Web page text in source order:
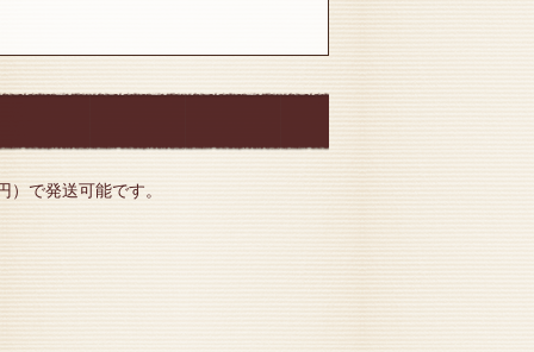
で発送可能です。